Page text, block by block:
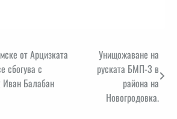
от Арцизката
сбогува с
Иван Балабан
Унищожаване на
руската БМП-3 в
района на
Новогродовка.